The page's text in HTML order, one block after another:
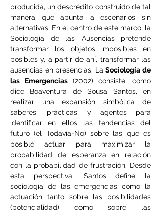
producida, un descrédito construido de tal
manera que apunta a escenarios sin
alternativas. En el centro de este marco, la
Sociología de las Ausencias pretende
transformar los objetos imposibles en
posibles y, a partir de ahí, transformar las
ausencias en presencias. La Sociología de
las Emergencias (2002) consiste, como
dice Boaventura de Sousa Santos, en
realizar una expansión simbólica de
saberes, prácticas y agentes para
identificar en ellos las tendencias del
futuro (el Todavía-No) sobre las que es
posible actuar para maximizar la
probabilidad de esperanza en relación
con la probabilidad de frustración. Desde
esta perspectiva, Santos define la
sociología de las emergencias como la
actuación tanto sobre las posibilidades
(potencialidad) como sobre las